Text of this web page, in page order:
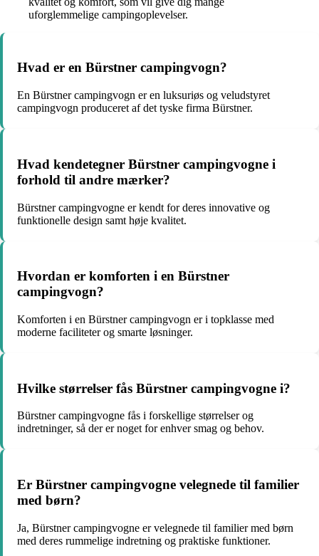
uforglemmelige campingoplevelser.
Hvad er en Bürstner campingvogn?
En Bürstner campingvogn er en luksuriøs og veludstyret
campingvogn produceret af det tyske firma Bürstner.
Hvad kendetegner Bürstner campingvogne i
forhold til andre mærker?
Bürstner campingvogne er kendt for deres innovative og
funktionelle design samt høje kvalitet.
Hvordan er komforten i en Bürstner
campingvogn?
Komforten i en Bürstner campingvogn er i topklasse med
moderne faciliteter og smarte løsninger.
Hvilke størrelser fås Bürstner campingvogne i?
Bürstner campingvogne fås i forskellige størrelser og
indretninger, så der er noget for enhver smag og behov.
Er Bürstner campingvogne velegnede til familier
med børn?
Ja, Bürstner campingvogne er velegnede til familier med børn
med deres rummelige indretning og praktiske funktioner.